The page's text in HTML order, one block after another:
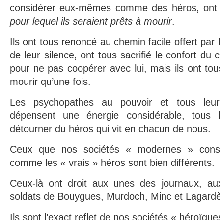
considérer eux-mêmes comme des héros,
pour lequel ils seraient prêts à mourir.
Ils ont tous renoncé au chemin facile offert par
de leur silence, ont tous sacrifié le confort du
pour ne pas coopérer avec lui, mais ils ont
mourir qu’une fois.
Les psychopathes au pouvoir et tous
dépensent une énergie considérable,
détourner du héros qui vit en chacun de nous.
Ceux que nos sociétés « modernes »
comme les « vrais » héros sont bien différents.
Ceux-là ont droit aux unes des journaux,
soldats de Bouygues, Murdoch, Minc et
Ils sont l’exact reflet de nos sociétés «